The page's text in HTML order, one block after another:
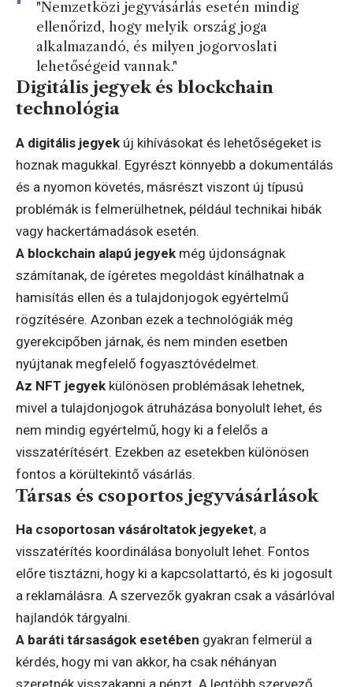
"Nemzetközi jegyvásárlás esetén mindig
ellenőrizd, hogy melyik ország joga
alkalmazandó, és milyen jogorvoslati
lehetőségeid vannak."
Digitális jegyek és blockchain
technológia
A digitális jegyek új kihívásokat és lehetőségeket is
hoznak magukkal. Egyrészt könnyebb a dokumentálás
és a nyomon követés, másrészt viszont új típusú
problémák is felmerülhetnek, például technikai hibák
vagy hackertámadások esetén.
A blockchain alapú jegyek még újdonságnak
számítanak, de ígéretes megoldást kínálhatnak a
hamisítás ellen és a tulajdonjogok egyértelmű
rögzítésére. Azonban ezek a technológiák még
gyerekcipőben járnak, és nem minden esetben
nyújtanak megfelelő fogyasztóvédelmet.
Az NFT jegyek különösen problémásak lehetnek,
mivel a tulajdonjogok átruházása bonyolult lehet, és
nem mindig egyértelmű, hogy ki a felelős a
visszatérítésért. Ezekben az esetekben különösen
fontos a körültekintő vásárlás.
Társas és csoportos jegyvásárlások
Ha csoportosan vásároltatok jegyeket, a
visszatérítés koordinálása bonyolult lehet. Fontos
előre tisztázni, hogy ki a kapcsolattartó, és ki jogosult
a reklamálásra. A szervezők gyakran csak a vásárlóval
hajlandók tárgyalni.
A baráti társaságok esetében gyakran felmerül a
kérdés, hogy mi van akkor, ha csak néhányan